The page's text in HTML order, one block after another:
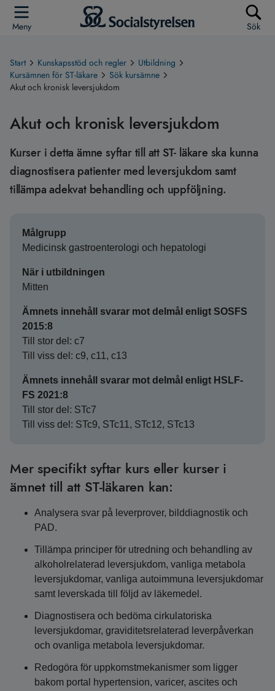
Meny Sök
Start Kunskapsstöd och regler
Utbildning
Kursämnen för ST-läkare
Sök kursämne
Akut och kronisk leversjukdom
Akut och kronisk leversjukdom
Kurser i detta ämne syftar till att ST- läkare ska kunna
diagnostisera patienter med leversjukdom samt
tillämpa adekvat behandling och uppföljning.
Målgrupp
Medicinsk gastroenterologi och hepatologi
När i utbildningen
Mitten
Ämnets innehåll svarar mot delmål enligt SOSFS
2015:8
Till stor del: c7
Till viss del: c9, c11, c13
Ämnets innehåll svarar mot delmål enligt HSLF-
FS 2021:8
Till stor del: STc7
Till viss del: STc9, STc11, STc12, STc13
Mer specifikt syftar kurs eller kurser i
ämnet till att ST-läkaren kan:
Analysera svar på leverprover, bilddiagnostik och
PAD.
Tillämpa principer för utredning och behandling av
alkoholrelaterad leversjukdom, vanliga metabola
leversjukdomar, vanliga autoimmuna leversjukdomar
samt leverskada till följd av läkemedel.
Diagnostisera och bedöma cirkulatoriska
leversjukdomar, graviditetsrelaterad leverpåverkan
och ovanliga metabola leversjukdomar.
Redogöra för uppkomstmekanismer som ligger
bakom portal hypertension, varicer, ascites och